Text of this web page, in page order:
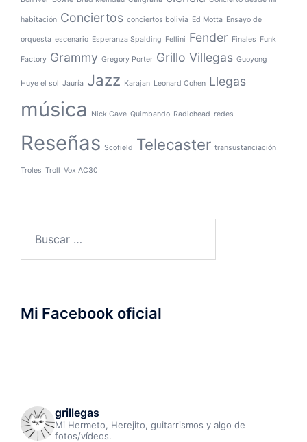
habitación Conciertos conciertos bolivia Ed Motta Ensayo de
orquesta escenario Esperanza Spalding Fellini Fender Finales Funk
Factory Grammy Gregory Porter Grillo Villegas Guoyong
Huye el sol Jauría Jazz Karajan Leonard Cohen Llegas
música Nick Cave Quimbando Radiohead redes
Reseñas Scofield Telecaster transustanciación
Troles Troll Vox AC30
Mi Facebook oficial
grillegas
Mi Hermeto, Herejito, guitarrismos y algo de
fotos/vídeos.